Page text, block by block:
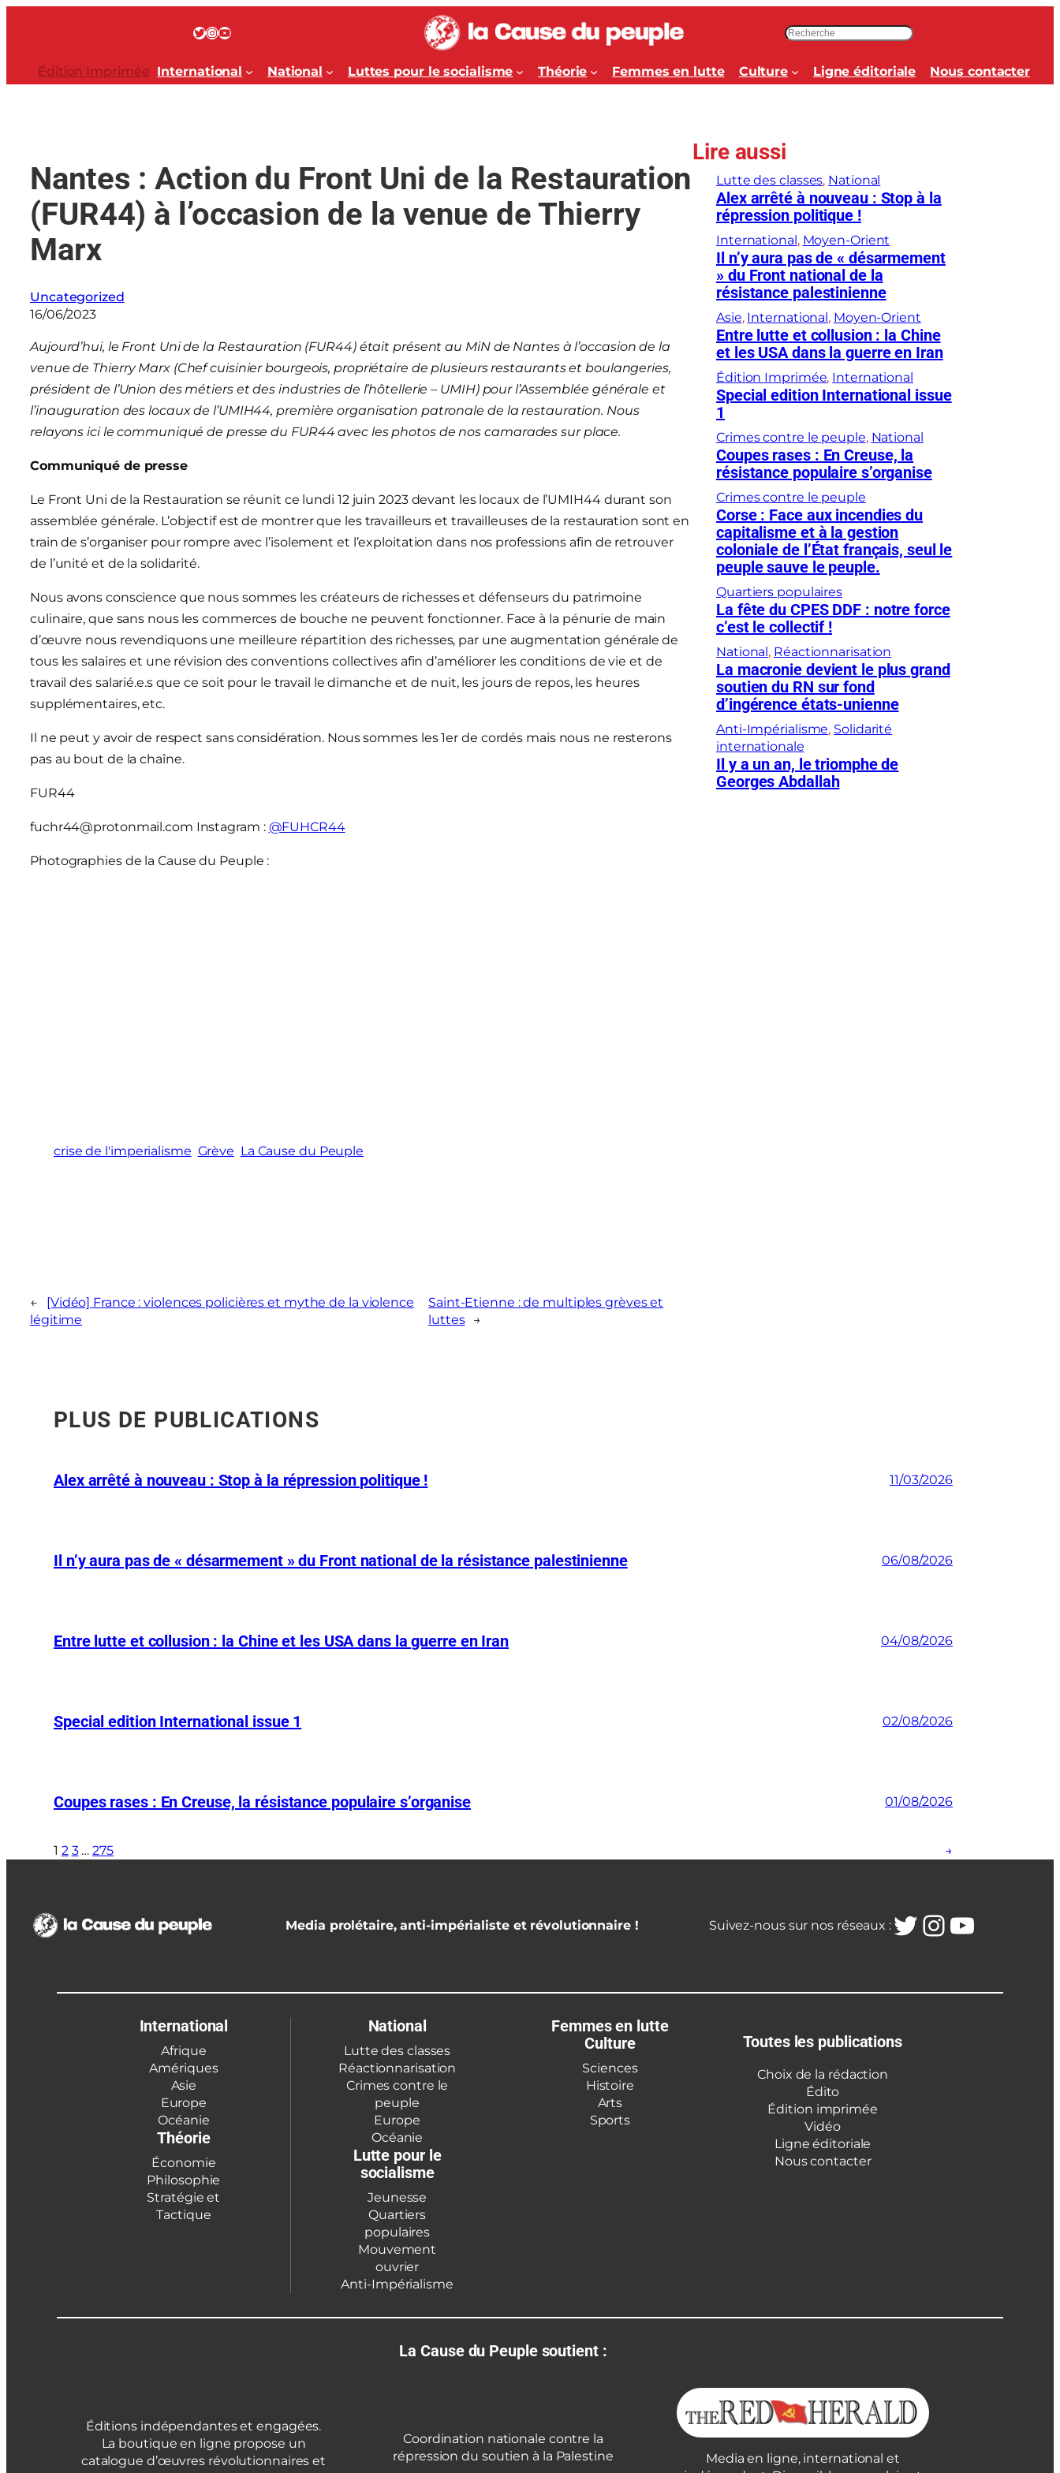
Twitter InstagramYouTube
c
h
h
r
Édition Imprimée International National Luttes pour le socialisme Théorie Femmes en lutte Culture Ligne éditoriale Nous contacter
Nantes : Action du Front Uni de la Restauration
(FUR44) à l’occasion de la venue de Thierry
Marx
Uncategorized
16/06/2023
Aujourd’hui, le Front Uni de la Restauration (FUR44) était présent au MiN de Nantes à l’occasion de la
venue de Thierry Marx (Chef cuisinier bourgeois, propriétaire de plusieurs restaurants et boulangeries,
président de l’Union des métiers et des industries de l’hôtellerie – UMIH) pour l’Assemblée générale et
l’inauguration des locaux de l’UMIH44, première organisation patronale de la restauration. Nous
relayons ici le communiqué de presse du FUR44 avec les photos de nos camarades sur place.
Communiqué de presse
Le Front Uni de la Restauration se réunit ce lundi 12 juin 2023 devant les locaux de l’UMIH44 durant son
assemblée générale. L’objectif est de montrer que les travailleurs et travailleuses de la restauration sont en
train de s’organiser pour rompre avec l’isolement et l’exploitation dans nos professions afin de retrouver
de l’unité et de la solidarité.
Nous avons conscience que nous sommes les créateurs de richesses et défenseurs du patrimoine
culinaire, que sans nous les commerces de bouche ne peuvent fonctionner. Face à la pénurie de main
d’œuvre nous revendiquons une meilleure répartition des richesses, par une augmentation générale de
tous les salaires et une révision des conventions collectives afin d’améliorer les conditions de vie et de
travail des salarié.e.s que ce soit pour le travail le dimanche et de nuit, les jours de repos, les heures
supplémentaires, etc.
Il ne peut y avoir de respect sans considération. Nous sommes les 1er de cordés mais nous ne resterons
pas au bout de la chaîne.
FUR44
fuchr44@protonmail.com Instagram : @FUHCR44
Photographies de la Cause du Peuple :
crise de l'imperialisme Grève La Cause du Peuple
←
[Vidéo] France : violences policières et mythe de la violence
légitime
Saint-Etienne : de multiples grèves et
luttes
→
Lire aussi
Lutte des classes, National
Alex arrêté à nouveau : Stop à la
répression politique !
International, Moyen-Orient
Il n’y aura pas de « désarmement
» du Front national de la
résistance palestinienne
Asie, International, Moyen-Orient
Entre lutte et collusion : la Chine
et les USA dans la guerre en Iran
Édition Imprimée, International
Special edition International issue
1
Crimes contre le peuple, National
Coupes rases : En Creuse, la
résistance populaire s’organise
Crimes contre le peuple
Corse : Face aux incendies du
capitalisme et à la gestion
coloniale de l’État français, seul le
peuple sauve le peuple.
Quartiers populaires
La fête du CPES DDF : notre force
c’est le collectif !
National, Réactionnarisation
La macronie devient le plus grand
soutien du RN sur fond
d’ingérence états-unienne
Anti-Impérialisme, Solidarité
internationale
Il y a un an, le triomphe de
Georges Abdallah
PLUS DE PUBLICATIONS
Alex arrêté à nouveau : Stop à la répression politique ! 11/03/2026
Il n’y aura pas de « désarmement » du Front national de la résistance palestinienne 06/08/2026
Entre lutte et collusion : la Chine et les USA dans la guerre en Iran 04/08/2026
Special edition International issue 1 02/08/2026
Coupes rases : En Creuse, la résistance populaire s’organise 01/08/2026
1 2 3 … 275 →
Media prolétaire, anti-impérialiste et révolutionnaire ! Suivez-nous sur nos réseaux :Twitter
International
Afrique
Amériques
Asie
Europe
Océanie
Théorie
Économie
Philosophie
Stratégie et
Tactique
National
Lutte des classes
Réactionnarisation
Crimes contre le
peuple
Europe
Océanie
Lutte pour le
socialisme
Jeunesse
Quartiers
populaires
Mouvement
ouvrier
Anti-Impérialisme
Femmes en lutte
Culture
Sciences
Histoire
Arts
Sports
Toutes les publications
Choix de la rédaction
Édito
Édition imprimée
Vidéo
Ligne éditoriale
Nous contacter
La Cause du Peuple soutient :
Éditions indépendantes et engagées.
La boutique en ligne propose un
catalogue d’œuvres révolutionnaires et
Coordination nationale contre la
répression du soutien à la Palestine
Media en ligne, international et